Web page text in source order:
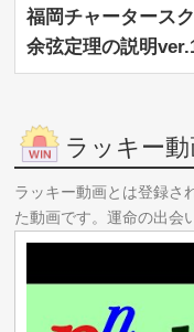
http://youtu.be/
福岡チャータースク
「二次関数６限目」
http://
HP
福岡チャータース
余弦定理の説明
ラッキー動
ラッキー動画とは登録さ
た動画です。運命の出会